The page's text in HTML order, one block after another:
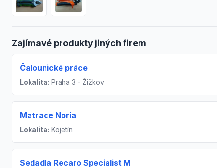
Zajímavé produkty jiných firem
Čalounické práce
Lokalita: Praha 3 - Žižkov
Matrace Noria
Lokalita: Kojetín
Sedadla Recaro Specialist M